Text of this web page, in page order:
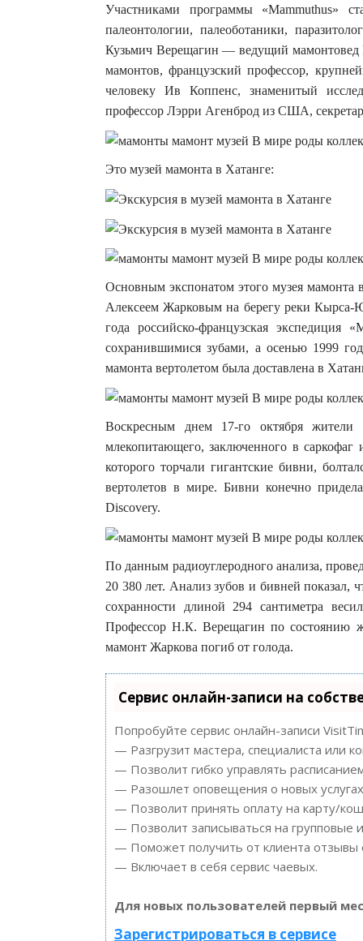
Участниками программы «Mammuthus»
палеонтологии, палеоботаники,
Кузьмич Верещагин — ведущий мамонтовед
мамонтов, французский профессор,
человеку Ив Коппенс, знаменитый
профессор Лэрри Агенброд из США,
Это музей мамонта в Хатанге:
Основным экспонатом этого музея
Алексеем Жарковым на берегу реки
года российско-французская экспедиция
сохранившимися зубами, а осенью 1999
мамонта вертолетом была доставлена в
Воскресным днем 17-го октября жители
млекопитающего, заключенного в
которого торчали гигантские бивни,
вертолетов в мире. Бивни конечно
Discovery.
По данным радиоуглеродного анализа,
20 380 лет. Анализ зубов и бивней показал,
сохранности длиной 294 сантиметра
Профессор Н.К. Верещагин по состоянию
мамонт Жаркова погиб от голода.
Сервис онлайн-записи на
Попробуйте сервис онлайн-записи
— Разгрузит мастера, специалиста или
— Позволит гибко управлять
— Разошлет оповещения о новых
— Позволит принять оплату на карту/
— Позволит записываться на групповые
— Поможет получить от клиента отзывы
— Включает в себя сервис чаевых.
Для новых пользователей первый
Зарегистрироваться в сервисе